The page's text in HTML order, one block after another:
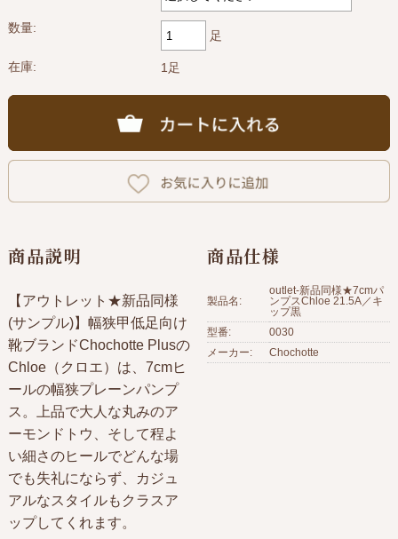
数量:
足
在庫: 1足
商品説明
【アウトレット★新品同様
(サンプル)】幅狭甲低足向け
靴ブランドChochotte Plusの
Chloe（クロエ）は、7cmヒ
ールの幅狭プレーンパンプ
ス。上品で大人な丸みのア
ーモンドトウ、そして程よ
い細さのヒールでどんな場
でも失礼にならず、カジュ
アルなスタイルもクラスア
ップしてくれます。
商品仕様
製品名:
outlet-新品同様★7cmパ
ンプスChloe 21.5A／キ
ップ黒
型番:
0030
メーカー:
Chochotte